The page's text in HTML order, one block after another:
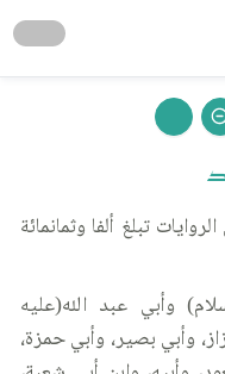
تبلغ ألفا وثمانمائة
وأبي عبد الله(عليه
وأبي بصير، وأبي حمزة،